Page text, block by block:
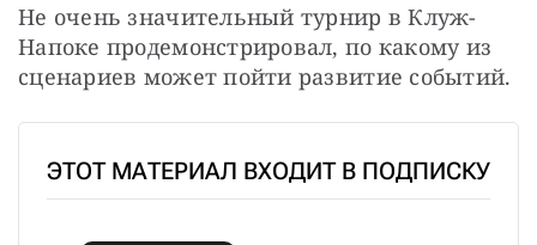
Не очень значительный турнир в Клуж-
Напоке продемонстрировал, по какому из
сценариев может пойти развитие событий.
ЭТОТ МАТЕРИАЛ ВХОДИТ В ПОДПИСКУ